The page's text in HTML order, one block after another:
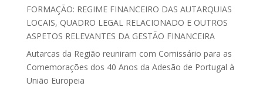
FORMAÇÃO: REGIME FINANCEIRO DAS AUTARQUIAS
LOCAIS, QUADRO LEGAL RELACIONADO E OUTROS
ASPETOS RELEVANTES DA GESTÃO FINANCEIRA
Autarcas da Região reuniram com Comissário para as
Comemorações dos 40 Anos da Adesão de Portugal à
União Europeia